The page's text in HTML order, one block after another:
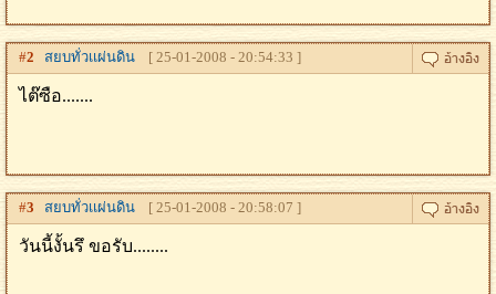
#2 สยบทั่วเเผ่นดิน [ 25-01-2008 - 20:54:33 ]
ไต๊ซือ.......
#3 สยบทั่วเเผ่นดิน [ 25-01-2008 - 20:58:07 ]
วันนี้งั้นรึ ขอรับ........